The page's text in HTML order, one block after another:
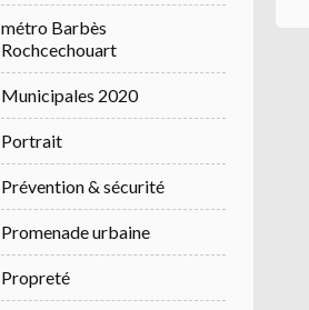
métro Barbès
Rochcechouart
Municipales 2020
Portrait
Prévention & sécurité
Promenade urbaine
Propreté